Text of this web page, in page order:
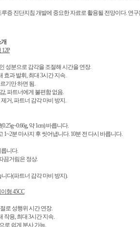
증 진단지침 개발에 중요한 자료로 활용될 전망이다. 연
개
성분으로 감각을 조절해 시간을 연장.
효과 발휘, 최대 3시간 지속.
기만 하면 됨.
, 파트너에게 불편함 없음.
거, 파트너 감각 마비 방지.
약 1cm) 바릅니다.
1~2분 마사지 후 씻어냅니다. 10분 전 다시 바릅니다.
니다.
끔거림은 정상.
다(파트너 감각 마비 방지).
형 45CC
로 성행위 시간 연장.
작용, 최대 3시간 지속.
로 쉽게 분사 가능.